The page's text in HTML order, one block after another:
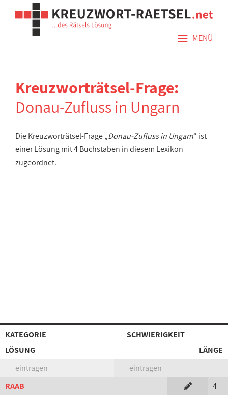
≡ MENÜ
Kreuzworträtsel-Frage:
Donau-Zufluss in Ungarn
Die Kreuzworträtsel-Frage „Donau-Zufluss in Ungarn“ ist
einer Lösung mit 4 Buchstaben in diesem Lexikon
zugeordnet.
KATEGORIE
SCHWIERIGKEIT
LÖSUNG
LÄNGE
eintragen
eintragen
RAAB
4